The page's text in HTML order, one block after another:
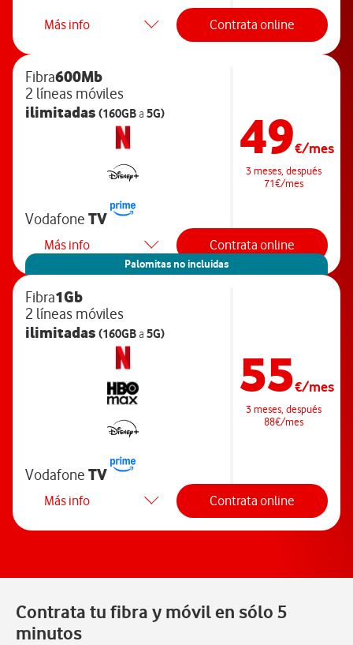
Más info Contrata online
Fibra600Mb
2 líneas móviles
ilimitadas (160GBa 5G)
Vodafone TV
49€/mes
3 meses, después
71€/mes
Más info Contrata online
Palomitas no incluidas
Fibra1Gb
2 líneas móviles
ilimitadas (160GBa 5G)
Vodafone TV
55€/mes
3 meses, después
88€/mes
Más info Contrata online
Contrata tu fibra y móvil en sólo 5
minutos